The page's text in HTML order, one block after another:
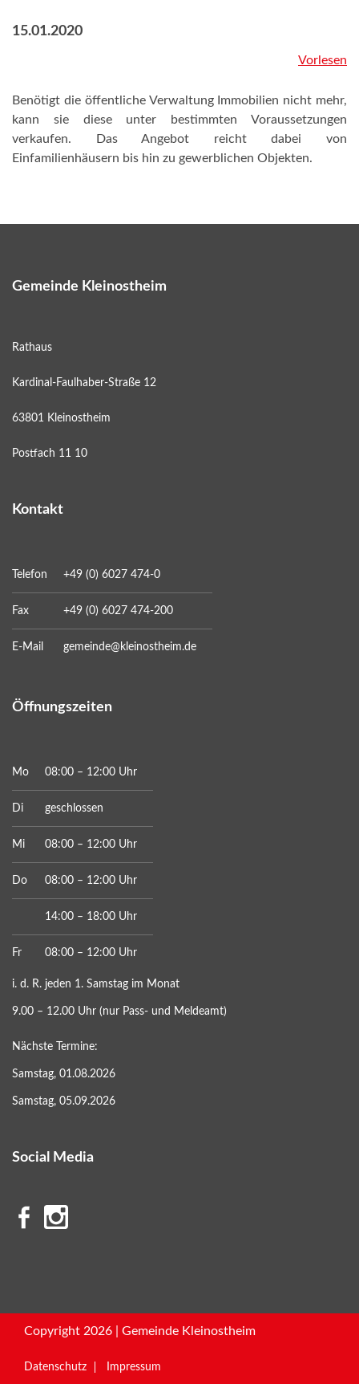
15.01.2020
Vorlesen
Benötigt die öffentliche Verwaltung Immobilien nicht mehr,
kann sie diese unter bestimmten Voraussetzungen
verkaufen. Das Angebot reicht dabei von
Einfamilienhäusern bis hin zu gewerblichen Objekten.
Gemeinde Kleinostheim
Rathaus
Kardinal-Faulhaber-Straße 12
63801 Kleinostheim
Postfach 11 10
Kontakt
Telefon +49 (0) 6027 474-0
Fax +49 (0) 6027 474-200
E-Mail gemeinde@kleinostheim.de
Öffnungszeiten
Mo 08:00 – 12:00 Uhr
Di geschlossen
Mi 08:00 – 12:00 Uhr
Do 08:00 – 12:00 Uhr
14:00 – 18:00 Uhr
Fr 08:00 – 12:00 Uhr
i. d. R. jeden 1. Samstag im Monat
9.00 – 12.00 Uhr (nur Pass- und Meldeamt)
Nächste Termine:
Samstag, 01.08.2026
Samstag, 05.09.2026
Social Media
Copyright 2026 | Gemeinde Kleinostheim
Datenschutz Impressum